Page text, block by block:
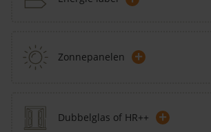
Zonnepanelen +
Dubbelglas of HR++ +